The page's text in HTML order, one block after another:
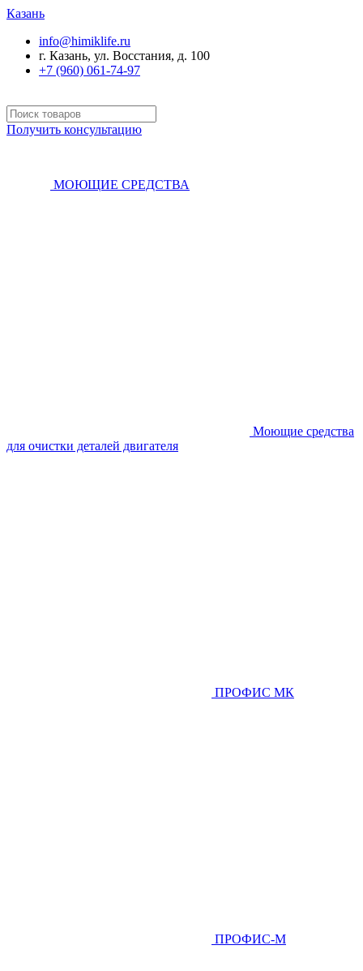
Казань
info@himiklife.ru
г. Казань, ул. Восстания, д. 100
+7 (960) 061-74-97
Получить консультацию
МОЮЩИЕ СРЕДСТВА
Моющие средства
для очистки деталей двигателя
ПРОФИС МК
ПРОФИС-М